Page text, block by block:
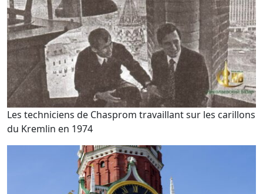
Les techniciens de Chasprom travaillant sur les carillons
du Kremlin en 1974